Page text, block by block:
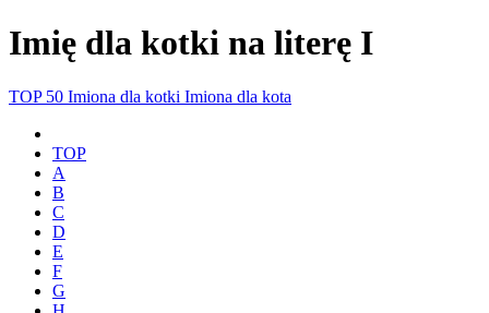
Imię dla kotki na literę I
TOP 50 Imiona dla kotki Imiona dla kota
TOP
A
B
C
D
E
F
G